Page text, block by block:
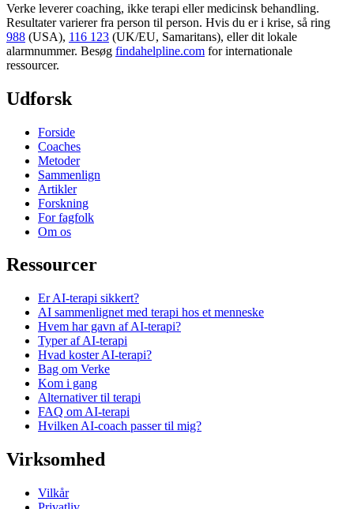
Verke leverer coaching, ikke terapi eller medicinsk behandling.
Resultater varierer fra person til person. Hvis du er i krise, så ring
988 (USA), 116 123 (UK/EU, Samaritans), eller dit lokale
alarmnummer. Besøg findahelpline.com for internationale
ressourcer.
Udforsk
Forside
Coaches
Metoder
Sammenlign
Artikler
Forskning
For fagfolk
Om os
Ressourcer
Er AI-terapi sikkert?
AI sammenlignet med terapi hos et menneske
Hvem har gavn af AI-terapi?
Typer af AI-terapi
Hvad koster AI-terapi?
Bag om Verke
Kom i gang
Alternativer til terapi
FAQ om AI-terapi
Hvilken AI-coach passer til mig?
Virksomhed
Vilkår